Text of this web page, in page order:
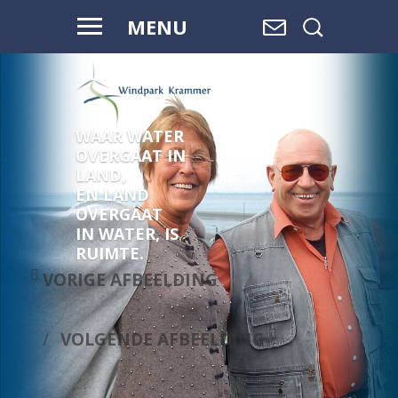
MENU
WAAR WATER
OVERGAAT IN
LAND,
EN LAND
OVERGAAT
IN WATER, IS
RUIMTE.
VORIGE AFBEELDING
VOLGENDE AFBEELDING